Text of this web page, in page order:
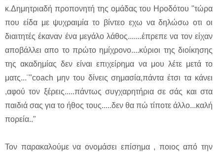
κ.Δημητριαδή προπονητή της ομάδας του Ηροδότου "τώρα
που είδα με ψυχραιμία το βίντεο εχω να δηλώσω οτι οι
διαιτητές έκαναν ένα μεγάλο λάθος.......έπρεπε να τον είχαν
αποβάλλει απο το πρώτο ημίχρονο....κύριοι της διοίκησης
της ακαδημίας δεν είναι επιχείρημα να μου λέτε μετά το
ματς...¨"coach μην του δίνεις σημασία,πάντα έτσι τα κάνει
,αφού τον ξέρεις.....πάντως συγχαρητήρια σε σάς και στα
παιδιά σας για το ήθος τους.....δεν θα πώ τίποτε άλλο...καλή
πορεία.."
Τον παρακαλούμε να ονομάσει επίσημα , ποιος από την